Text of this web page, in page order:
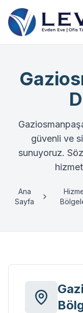
güvenli ve
sunuyoruz.
Ana
Sayfa